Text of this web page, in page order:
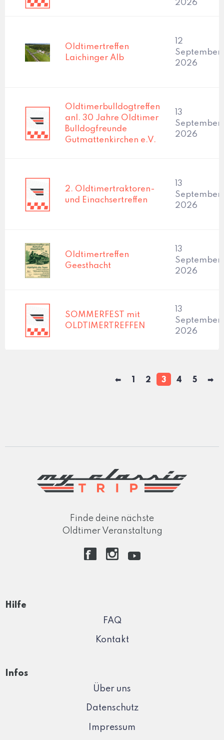
2026
Oldtimertreffen
Laichinger Alb
12
September,
2026
Oldtimerbulldogtreffen
anl. 30 Jahre Oldtimer
Bulldogfreunde
Gutmattenkirchen e.V.
13
September,
2026
2. Oldtimertraktoren-
und Einachsertreffen
13
September,
2026
Oldtimertreffen
Geesthacht
13
September,
2026
SOMMERFEST mit
OLDTIMERTREFFEN
13
September,
2026
⬅ 1 2 3 4 5 ➡
Finde deine nächste
Oldtimer Veranstaltung
Hilfe
FAQ
Kontakt
Infos
Über uns
Datenschutz
Impressum